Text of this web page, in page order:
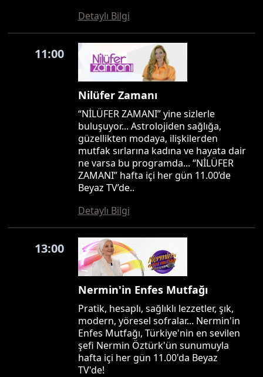
Detaylı Bilgi
11:00
Nilüfer Zamanı
“NİLÜFER ZAMANI” yine sizlerle
buluşuyor... Astrolojiden sağlığa,
güzellikten modaya, ilişkilerden
mutfak sırlarına kadına ve hayata dair
ne varsa bu programda... “NİLÜFER
ZAMANI” hafta içi her gün 11.00’de
Beyaz TV’de..
Detaylı Bilgi
13:00
Nermin'in Enfes Mutfağı
Pratik, hesaplı, sağlıklı lezzetler, şık,
modern, yöresel sofralar... Nermin'in
Enfes Mutfağı, Türkiye'nin en sevilen
şefi Nermin Öztürk'ün sunumuyla
hafta içi her gün 11.00'da Beyaz
TV'de!